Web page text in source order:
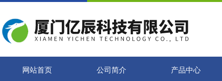
网站首页 公司简介 产品中心